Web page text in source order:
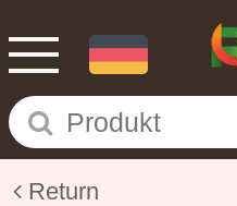
Return